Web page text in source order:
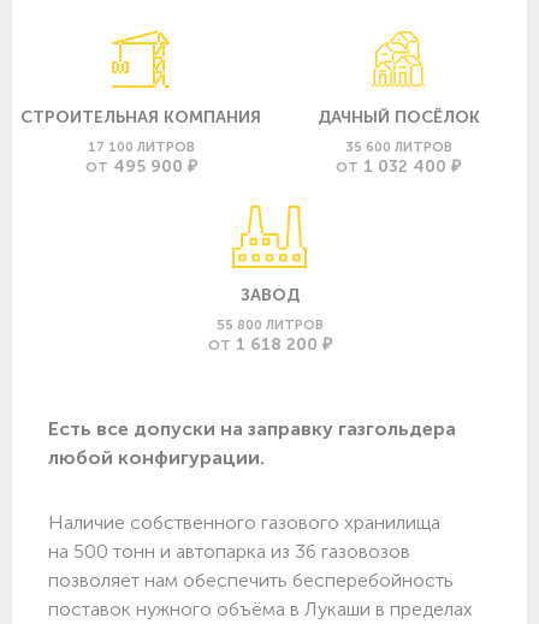
СТРОИТЕЛЬНАЯ КОМПАНИЯ
17 100 ЛИТРОВ
ОТ 495 900 ₽
ДАЧНЫЙ ПОСЁЛОК
35 600 ЛИТРОВ
ОТ 1 032 400 ₽
ЗАВОД
55 800 ЛИТРОВ
ОТ 1 618 200 ₽
Есть все допуски нa заправку газгольдера
любой конфигурации.
Наличие собственного газового хранилища
на 500 тонн и автопарка из 36 газовозов
позволяет нам обеспечить бесперебойность
поставок нужного объёма в Лукаши в пределах